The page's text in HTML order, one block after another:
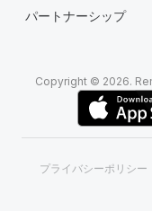
パートナーシップ
Copyright © 2026.
プライバシーポリシー